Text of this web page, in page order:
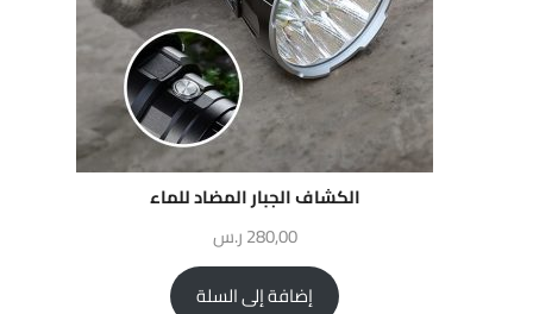
الكشاف الجبار المضاد للماء
280,00ر.س
إضافة إلى السلة